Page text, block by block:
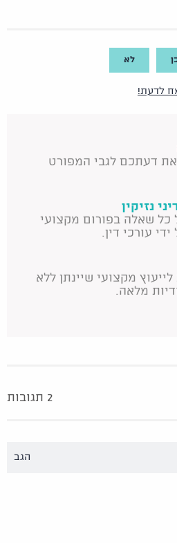
לא
לדעת!
דעתכם לגבי המפורט
נזיקין
כל שאלה בפורום מקצועי
עורכי דין.
מקצועי שיינתן ללא
מלאה.
2 תגובות
הגב